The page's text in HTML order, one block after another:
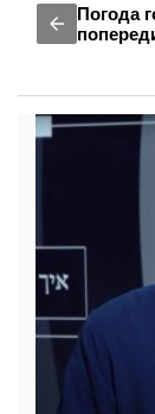
Погода